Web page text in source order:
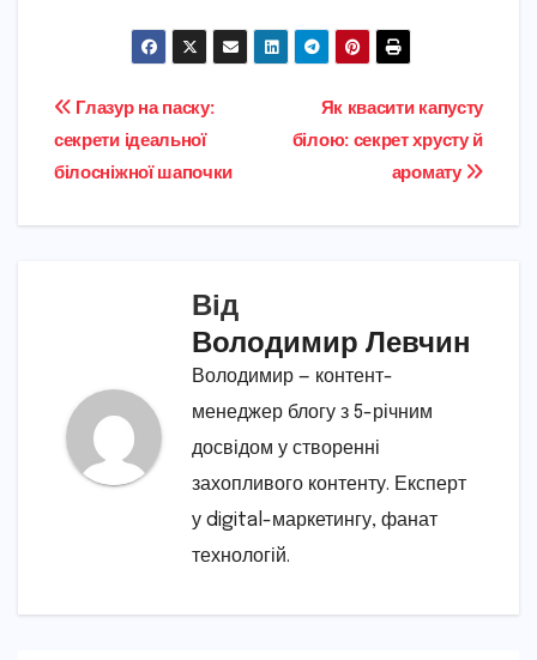
Навігація
записів
Як квасити капусту
білою: секрет хрусту й
аромату
Глазур на паску:
секрети ідеальної
білосніжної шапочки
Від
Володимир Левчин
Володимир — контент-
менеджер блогу з 5-річним
досвідом у створенні
захопливого контенту. Експерт
у digital-маркетингу, фанат
технологій.